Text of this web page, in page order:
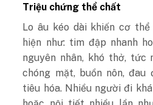
Triệu chứng thể chất
Lo âu kéo dài khiến cơ
hiện như: tim đập nhanh
nguyên nhân, khó thở, tức
chóng mặt, buồn nôn, đau
tiêu hóa. Nhiều người đi